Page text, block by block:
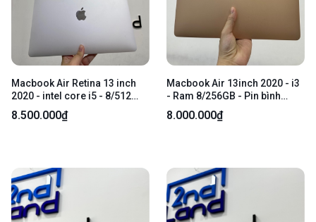
Macbook Air Retina 13 inch
2020 - intel core i5 - 8/512
SSD - Màu bạc - Pin bình
thường chu kỳ sạc 420 - Ngoại
8.500.000₫
Macbook Air 13inch 2020 - i3
- Ram 8/256GB - Pin bình
thường - Màu hồng - Ngoại
hình 96% - Máy trầy cấn - Kèm
8.000.000₫